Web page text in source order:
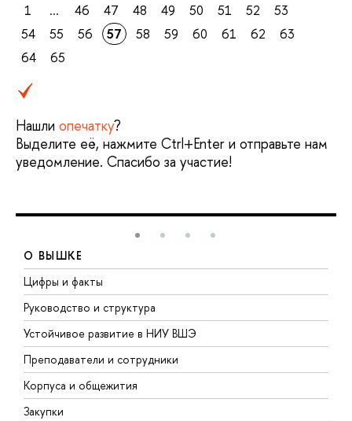
1 ... 46 47 48 49 50 51 52
53
54
55 56 57 58 59 60 61 62
63
64
65
Нашли опечатку?
Выделите её, нажмите Ctrl+Enter и отправьте нам
уведомление. Спасибо за участие!
О ВЫШКЕ
Цифры и факты
Руководство и структура
Устойчивое развитие в НИУ ВШЭ
Преподаватели и сотрудники
Корпуса и общежития
Закупки